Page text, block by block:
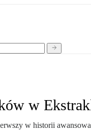
w
w historii